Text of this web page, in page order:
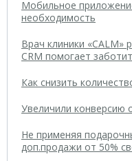
Мобильное
необходимость
Врач клиники «CALM»
CRM помогает
Как снизить
Увеличили конверсию
Не применяя
доп.продажи от 50%